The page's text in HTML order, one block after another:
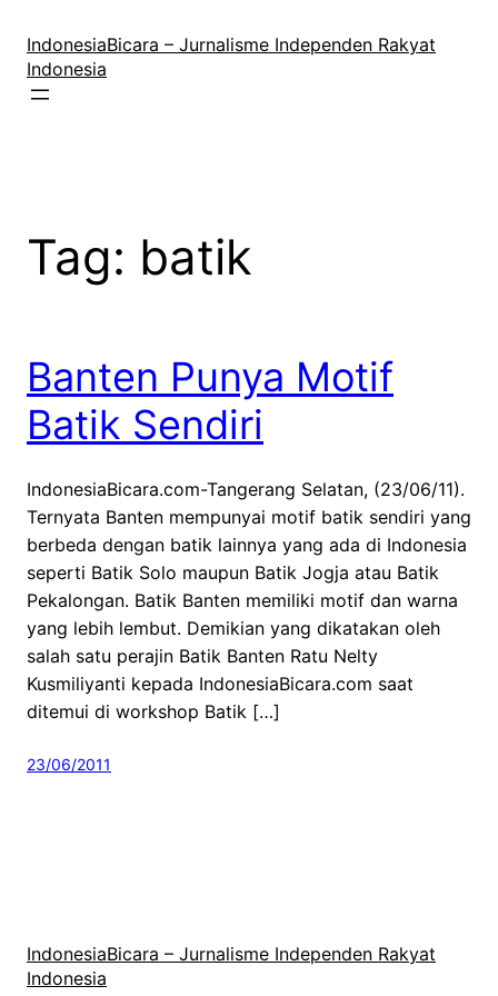
konten
IndonesiaBicara – Jurnalisme Independen Rakyat
Indonesia
Tag: batik
Banten Punya Motif
Batik Sendiri
IndonesiaBicara.com-Tangerang Selatan, (23/06/11).
Ternyata Banten mempunyai motif batik sendiri yang
berbeda dengan batik lainnya yang ada di Indonesia
seperti Batik Solo maupun Batik Jogja atau Batik
Pekalongan. Batik Banten memiliki motif dan warna
yang lebih lembut. Demikian yang dikatakan oleh
salah satu perajin Batik Banten Ratu Nelty
Kusmiliyanti kepada IndonesiaBicara.com saat
ditemui di workshop Batik […]
23/06/2011
IndonesiaBicara – Jurnalisme Independen Rakyat
Indonesia